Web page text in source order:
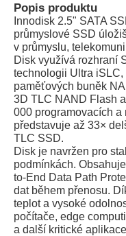
Popis produktu
Innodisk 2.5" SATA
průmyslové SSD
v průmyslu,
Disk využívá rozhraní
technologii Ultra
paměťových buněk
3D TLC NAND Flash
000 programovacích a
představuje až 33×
TLC SSD.
Disk je navržen pro
podmínkách.
to-End Data Path
dat během přenosu.
teplot a vysoké
počítače, edge
a další kritické